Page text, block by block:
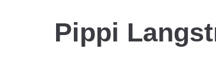
Pippi